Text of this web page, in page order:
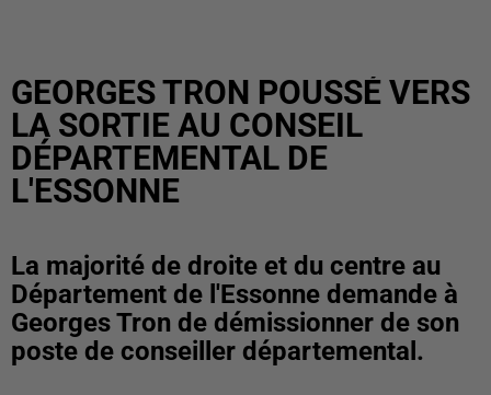
GEORGES TRON POUSSÉ VERS
LA SORTIE AU CONSEIL
DÉPARTEMENTAL DE
L'ESSONNE
La majorité de droite et du centre au
Département de l'Essonne demande à
Georges Tron de démissionner de son
poste de conseiller départemental.